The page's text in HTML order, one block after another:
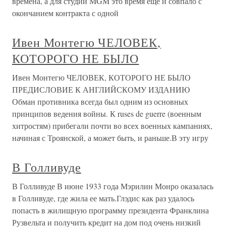
окончанием контракта с одной
Ивен Монтегю ЧЕЛОВЕК,
КОТОРОГО НЕ БЫЛО
Ивен Монтегю ЧЕЛОВЕК, КОТОРОГО НЕ БЫЛО
ПРЕДИСЛОВИЕ К АНГЛИЙСКОМУ ИЗДАНИЮ
Обман противника всегда был одним из основных
принципов ведения войны. К ruses de guerre (военным
хитростям) прибегали почти во всех военных кампаниях,
начиная с Троянской, а может быть, и раньше.В эту игру
В Голливуде
В Голливуде В июне 1933 года Мэрилин Монро оказалась
в Голливуде, где жила ее мать.Глэдис как раз удалось
попасть в жилищную программу президента Франклина
Рузвельта и получить кредит на дом под очень низкий